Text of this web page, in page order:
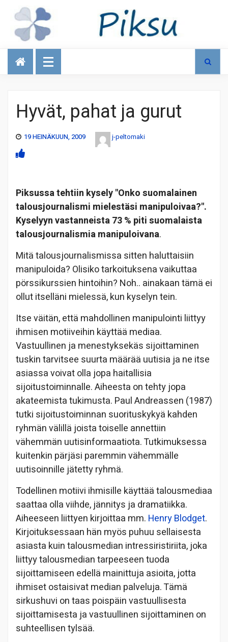
Talous
Hyvät, pahat ja gurut
19 HEINÄKUUN, 2009 j-peltomaki
Piksussa tehtiin kysely "Onko suomalainen
talousjournalismi mielestäsi manipuloivaa?".
Kyselyyn vastanneista 73 % piti suomalaista
talousjournalismia manipuloivana.
Mitä talousjournalismissa sitten haluttaisiin
manipuloida? Olisiko tarkoituksena vaikuttaa
pörssikurssien hintoihin? Noh.. ainakaan tämä ei
ollut itselläni mielessä, kun kyselyn tein.
Itse väitän, että mahdollinen manipulointi liittyy
ihmisen motiiveihin käyttää mediaa.
Vastuullinen ja menestyksekäs sijoittaminen
tuskin tarvitsee suurta määrää uutisia ja ne itse
asiassa voivat olla jopa haitallisia
sijoitustoiminnalle. Aiheesta on tehty jopa
akateemista tukimusta. Paul Andreassen (1987)
tutki sijoitustoiminnan suorituskykyä kahden
ryhmän välillä joista toiselle annettiin
vähemmän uutisinformaatiota. Tutkimuksessa
kuitenkin pärjäsi paremmin vähemmälle
uutisoinnille jätetty ryhmä.
Todellinen motiivi ihmisille käyttää talousmediaa
saattaa olla viihde, jännitys ja dramatiikka.
Aiheeseen liittyen kirjoittaa mm. Henry Blodget.
Kirjoituksessaan hän myös puhuu sellaisesta
asiasta kuin talousmedian intressiristiriita, joka
liittyy talousmedian tarpeeseen tuoda
sijoittamiseen edellä mainittuja asioita, jotta
ihmiset ostaisivat median palveluja. Tämä
sirkushuvi on taas poispäin vastuullisesta
sijoittamisesta ja vastuullinen sijoittaminen on
suhteellisen tylsää.